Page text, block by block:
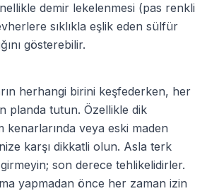
demir lekelenmesi (pas renkli
sıklıkla eşlik eden sülfür
gösterebilir.
herhangi birini keşfederken, her
planda tutun. Özellikle dik
veya eski maden
karşı dikkatli olun. Asla terk
son derece tehlikelidirler.
yapmadan önce her zaman izin